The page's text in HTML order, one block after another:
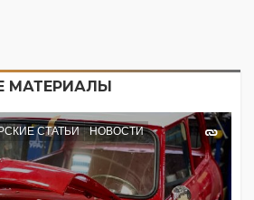
МАТЕРИАЛЫ
СТАТЬИ НОВОСТИ